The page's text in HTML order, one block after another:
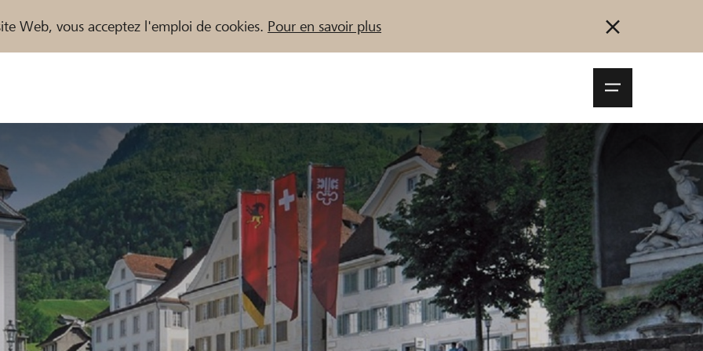
Web, vous acceptez l'emploi de cookies. Pour en savoir plus
/ Banques Raiffeisen Se connecter S'inscrire
Démarrez maintenant